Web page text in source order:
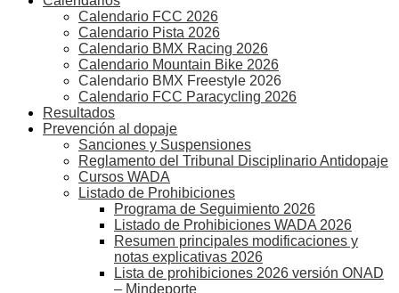
Calendario FCC 2026
Calendario Pista 2026
Calendario BMX Racing 2026
Calendario Mountain Bike 2026
Calendario BMX Freestyle 2026
Calendario FCC Paracycling 2026
Resultados
Prevención al dopaje
Sanciones y Suspensiones
Reglamento del Tribunal Disciplinario Antidopaje
Cursos WADA
Listado de Prohibiciones
Programa de Seguimiento 2026
Listado de Prohibiciones WADA 2026
Resumen principales modificaciones y
notas explicativas 2026
Lista de prohibiciones 2026 versión ONAD
– Mindeporte